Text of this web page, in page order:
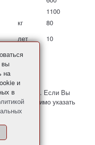
1100
кг
80
лет
10
запрещено. Если Вы
то необходимо указать
вы
на
и
в